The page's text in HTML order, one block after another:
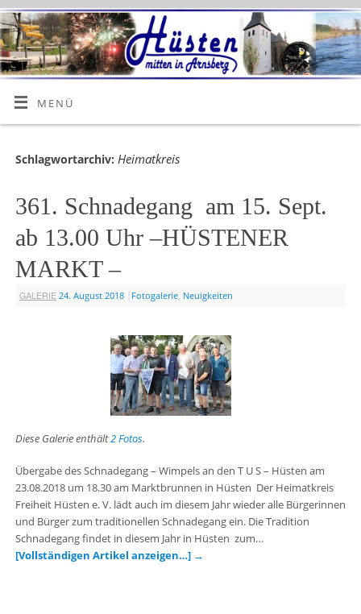
MENÜ
Schlagwortarchiv: Heimatkreis
361. Schnadegang am 15. Sept.
ab 13.00 Uhr –HÜSTENER
MARKT –
GALERIE 24. August 2018 Fotogalerie, Neuigkeiten
Diese Galerie enthält2 Fotos.
Übergabe des Schnadegang – Wimpels an den T U S – Hüsten am
23.08.2018 um 18.30 am Marktbrunnen in Hüsten Der Heimatkreis
Freiheit Hüsten e. V. lädt auch im diesem Jahr wieder alle Bürgerinnen
und Bürger zum traditionellen Schnadegang ein. Die Tradition
Schnadegang findet in diesem Jahr in Hüsten zum…
[Vollständigen Artikel anzeigen…] →